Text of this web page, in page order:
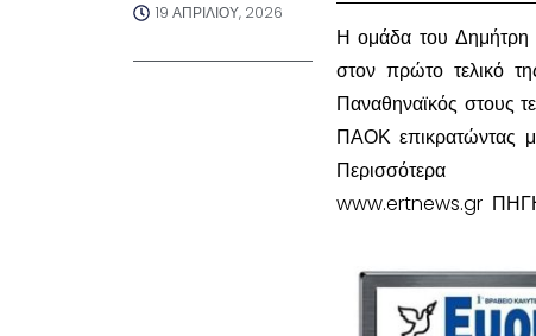
19 ΑΠΡΙΛΊΟΥ, 2026
​Η ομάδα του Δημήτρη
στον πρώτο τελικό
Παναθηναϊκός στους
ΠΑΟΚ επικρατώντας
Περισσότερα
www.ertnews.gr